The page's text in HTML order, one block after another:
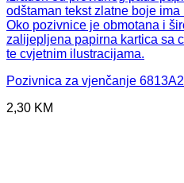
Pozivnica za vjenčanje 6813A2
2,30 KM